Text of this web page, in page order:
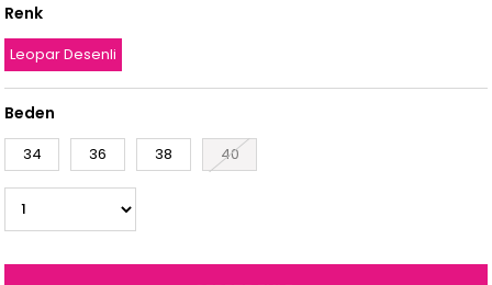
Renk
Leopar Desenli
Beden
34 36 38 40